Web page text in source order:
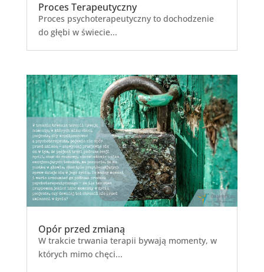
Proces Terapeutyczny
Proces psychoterapeutyczny to dochodzenie
do głębi w świecie...
Opór przed zmianą
W trakcie trwania terapii bywają momenty, w
których mimo chęci...